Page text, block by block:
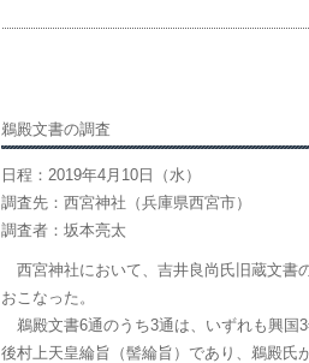
鵜殿文書の調査
日程：2019年4月10日（水）
調査先：西宮神社（兵庫県西宮市）
調査者：坂本亮太
西宮神社において、吉井良尚氏旧蔵文書
おこなった。
鵜殿文書6通のうち3通は、いずれも興国
後村上天皇綸旨（髻綸旨）であり、鵜殿氏